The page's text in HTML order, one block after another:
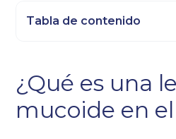
¿Qué es una
mucoide en
Tabla de contenido
Título 3
Epígrafe 4